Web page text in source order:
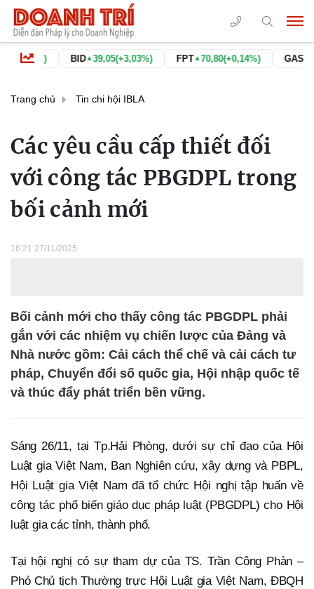
BID 39,05 (+3,03%) FPT▲70,80 (+0,14%) GAS▲74,60
Trang chủ Tin chi hội IBLA
Các yêu cầu cấp thiết đối
với công tác PBGDPL trong
bối cảnh mới
16:21 27/11/2025
Bối cảnh mới cho thấy công tác PBGDPL phải
gắn với các nhiệm vụ chiến lược của Đảng và
Nhà nước gồm: Cải cách thể chế và cải cách tư
pháp, Chuyển đổi số quốc gia, Hội nhập quốc tế
và thúc đẩy phát triển bền vững.
Sáng 26/11, tại Tp.Hải Phòng, dưới sự chỉ đạo của Hội
Luật gia Việt Nam, Ban Nghiên cứu, xây dựng và PBPL,
Hội Luật gia Việt Nam đã tổ chức Hội nghị tập huấn về
công tác phổ biến giáo dục pháp luật (PBGDPL) cho Hội
luật gia các tỉnh, thành phố.
Tại hội nghị có sự tham dự của TS. Trần Công Phàn –
Phó Chủ tịch Thường trực Hội Luật gia Việt Nam, ĐBQH